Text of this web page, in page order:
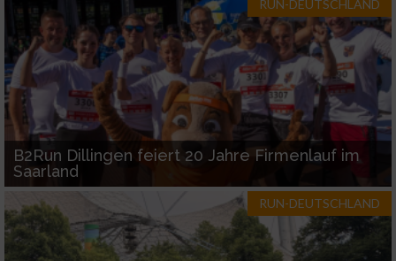
RUN-DEUTSCHLAND
B2Run Dillingen feiert 20 Jahre Firmenlauf im
Saarland
RUN-DEUTSCHLAND